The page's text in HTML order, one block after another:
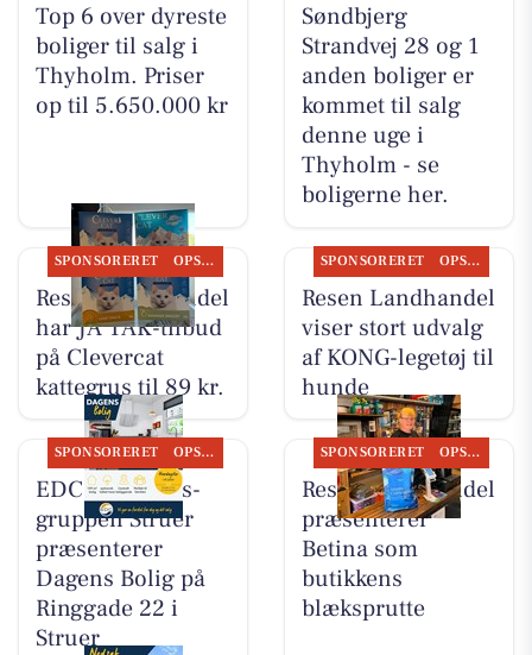
Top 6 over dyreste
boliger til salg i
Thyholm. Priser
op til 5.650.000 kr
Søndbjerg
Strandvej 28 og 1
anden boliger er
kommet til salg
denne uge i
Thyholm - se
boligerne her.
SPONSORERET OPSLAGSTAVLEN
Resen Landhandel
har JA TAK-tilbud
på Clevercat
kattegrus til 89 kr.
SPONSORERET OPSLAGSTAVLEN
Resen Landhandel
viser stort udvalg
af KONG-legetøj til
hunde
SPONSORERET OPSLAGSTAVLEN
EDC Ejen­doms­
grup­pen Struer
præsenterer
Dagens Bolig på
Ringgade 22 i
Struer
SPONSORERET OPSLAGSTAVLEN
Resen Landhandel
præsenterer
Betina som
butikkens
blæksprutte